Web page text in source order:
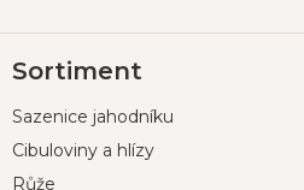
á
a
Sortiment
Sazenice jahodníku
Cibuloviny a hlízy
Růže